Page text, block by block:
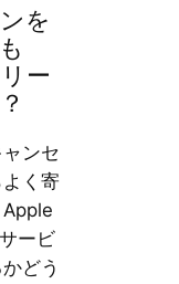
を
ー
ンセ
く寄
ービ
どう